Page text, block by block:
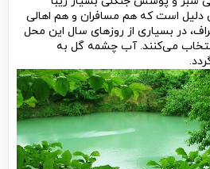
است که هم مسافران و هم اهالی
در بسیاری از روزهای سال این محل
می‌کنند. آب چشمه گل به